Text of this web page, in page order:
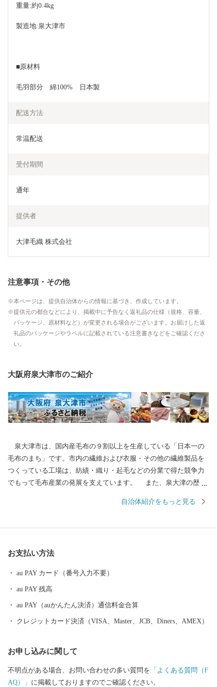
重量:約0.4kg
製造地:泉大津市
■原材料
毛羽部分　綿100%　日本製
配送方法
常温配送
受付期間
通年
提供者
大津毛織 株式会社
注意事項・その他
本ページは、提供自治体からの情報に基づき、作成しています。
提供元の都合などにより、掲載中に予告なく返礼品の仕様（規格、容量、
パッケージ、原材料など）が変更される場合がございます。お届けした返
礼品のパッケージやラベルに記載されている注意書きなどをご確認くださ
い。
大阪府泉大津市のご紹介
泉大津市は、国内産毛布の９割以上を生産している「日本一の
毛布のまち」です。市内の繊維および衣服・その他の繊維製品を
つくっている工場は、紡績・織り・起毛などの分業で得た競争力
でもって毛布産業の発展を支えています。 また、泉大津の歴史
ていました。交通の要として人の往来も多く、随筆や紀行の中に
市、南部は大津川を境として泉北郡忠岡町と隣接しています。西
北部は大阪湾に面し、はるかに六甲山、淡路島を望むことができ
自治体紹介をもっと見る
お支払い方法
au PAY カード（番号入力不要）
au PAY 残高
au PAY（auかんたん決済）通信料金合算
クレジットカード決済（VISA、Master、JCB、Diners、AMEX）
お申し込みに関して
不明点がある場合、お問い合わせの多い質問を 「よくある質問（F
AQ）」 に掲載しておりますのでご確認ください。